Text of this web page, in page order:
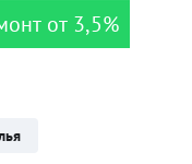
от 3,5%